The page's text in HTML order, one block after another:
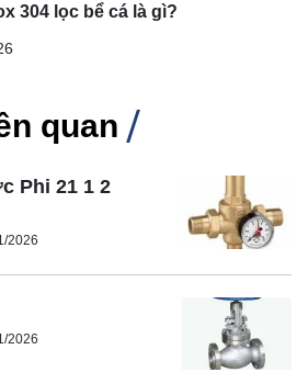
304 lọc bể cá là gì?
quan
Phi 21 1 2
2026
2026